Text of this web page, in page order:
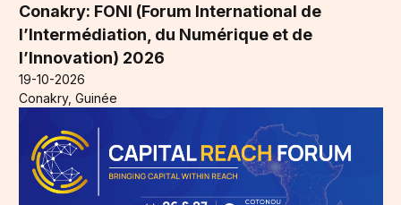
Conakry: FONI (Forum International de
l’Intermédiation, du Numérique et de
l’Innovation) 2026
19-10-2026
Conakry, Guinée